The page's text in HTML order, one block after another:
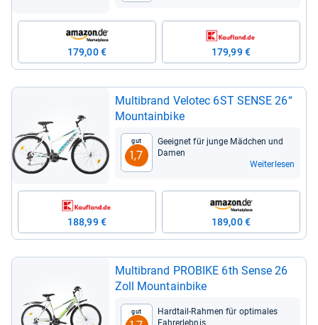
179,00 € 179,99 €
Mult­ibrand Velo­tec 6ST SENSE 26“
Moun­tain­bike
Gut
1,7
Geeig­net für junge Mäd­chen und
Damen
Weiterlesen
188,99 € 189,00 €
Mult­ibrand PRO­BIKE 6th Sense 26
Zoll Moun­tain­bike
Gut
Hard­tail-​Rah­men für opti­ma­les